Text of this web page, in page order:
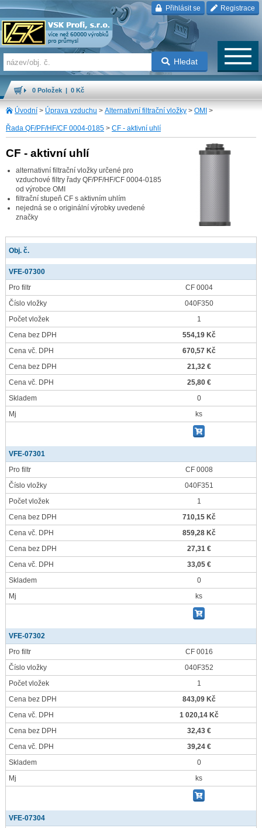
Přihlásit se Registrace
Hledat
0 Položek | 0 Kč
Úvodní > Úprava vzduchu > Alternativní filtrační vložky > OMI >
Řada QF/PF/HF/CF 0004-0185 > CF - aktivní uhlí
CF - aktivní uhlí
alternativní filtrační vložky určené pro
vzduchové filtry řady QF/PF/HF/CF 0004-0185
od výrobce OMI
filtrační stupeň CF s aktivním uhlím
nejedná se o originální výrobky uvedené
značky
Obj. č.
VFE-07300
Pro filtr
CF 0004
Číslo vložky
040F350
Počet vložek
1
Cena bez DPH
554,19 Kč
Cena vč. DPH
670,57 Kč
Cena bez DPH
21,32 €
Cena vč. DPH
25,80 €
Skladem
0
Mj
ks
VFE-07301
Pro filtr
CF 0008
Číslo vložky
040F351
Počet vložek
1
Cena bez DPH
710,15 Kč
Cena vč. DPH
859,28 Kč
Cena bez DPH
27,31 €
Cena vč. DPH
33,05 €
Skladem
0
Mj
ks
VFE-07302
Pro filtr
CF 0016
Číslo vložky
040F352
Počet vložek
1
Cena bez DPH
843,09 Kč
Cena vč. DPH
1 020,14 Kč
Cena bez DPH
32,43 €
Cena vč. DPH
39,24 €
Skladem
0
Mj
ks
VFE-07304